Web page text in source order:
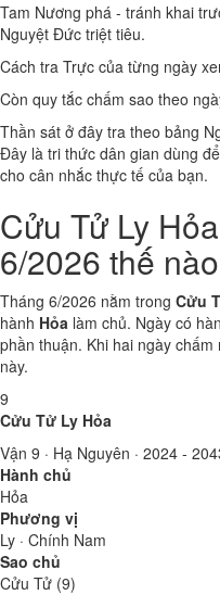
Tam Nương phá - tránh khai
Nguyệt Đức triệt tiêu.
Cách tra Trực của từng ngày
Còn quy tắc chấm sao theo
Thần sát ở đây tra theo bảng
Đây là tri thức dân gian dùng
cho cân nhắc thực tế của bạn.
Cửu Tử Ly
6/2026 thế
Tháng 6/2026 nằm trong Cửu
hành Hỏa làm chủ. Ngày có
phần thuận. Khi hai ngày
này.
9
Cửu Tử Ly Hỏa
Vận 9 · Hạ Nguyên · 2024 -
Hành chủ
Hỏa
Phương vị
Ly · Chính Nam
Sao chủ
Cửu Tử (9)